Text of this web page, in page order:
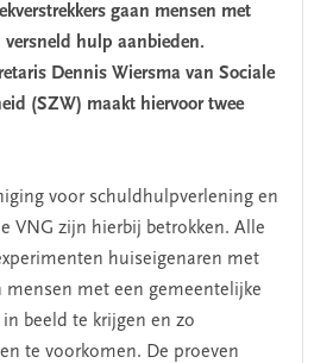
gaan mensen met
hulp aanbieden.
Dennis Wiersma van Sociale
(SZW) maakt hiervoor twee
voor schuldhulpverlening en
VNG zijn hierbij betrokken. Alle
huiseigenaren met
mensen met een gemeentelijke
beeld te krijgen en zo
te voorkomen. De proeven